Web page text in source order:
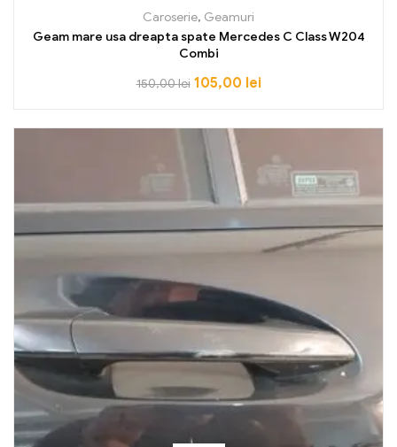
Caroserie, Geamuri
Geam mare usa dreapta spate Mercedes C Class W204
Combi
150,00lei 105,00 lei